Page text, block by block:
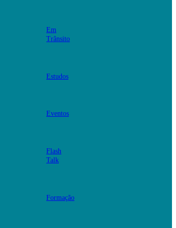
Em
Trânsito
Estudos
Eventos
Flash
Talk
Formação